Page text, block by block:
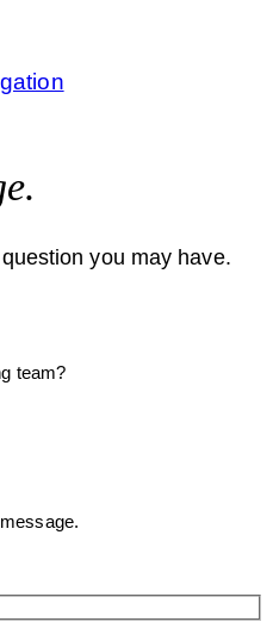
you may have.
team?